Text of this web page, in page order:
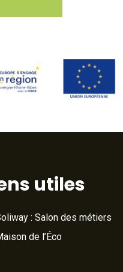
utiles
: Salon des métiers
de l’Éco